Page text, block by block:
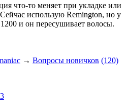
что-то меняет при укладке или
использую Remington, но у
и он пересушивает волосы.
→ Вопросы новичков (120)